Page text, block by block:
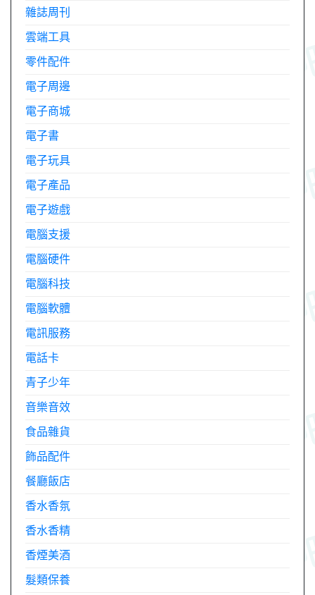
雜誌周刊
雲端工具
零件配件
電子周邊
電子商城
電子書
電子玩具
電子產品
電子遊戲
電腦支援
電腦硬件
電腦科技
電腦軟體
電訊服務
電話卡
青子少年
音樂音效
食品雜貨
飾品配件
餐廳飯店
香水香氛
香水香精
香煙美酒
髮類保養